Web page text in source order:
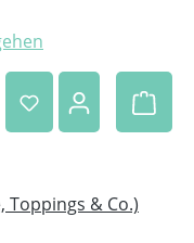
& Co.)